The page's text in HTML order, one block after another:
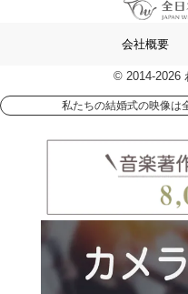
会社概要
© 2014-2026
私たちの結婚式の映像は